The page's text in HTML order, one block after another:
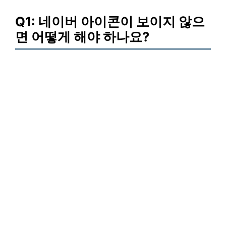
Q1: 네이버 아이콘이 보이지 않으
면 어떻게 해야 하나요?